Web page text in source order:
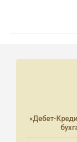
«Дебет-